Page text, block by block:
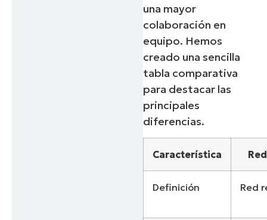
una mayor
colaboración en
equipo. Hemos
creado una sencilla
tabla comparativa
para destacar las
principales
diferencias.
Característica
Definición Red